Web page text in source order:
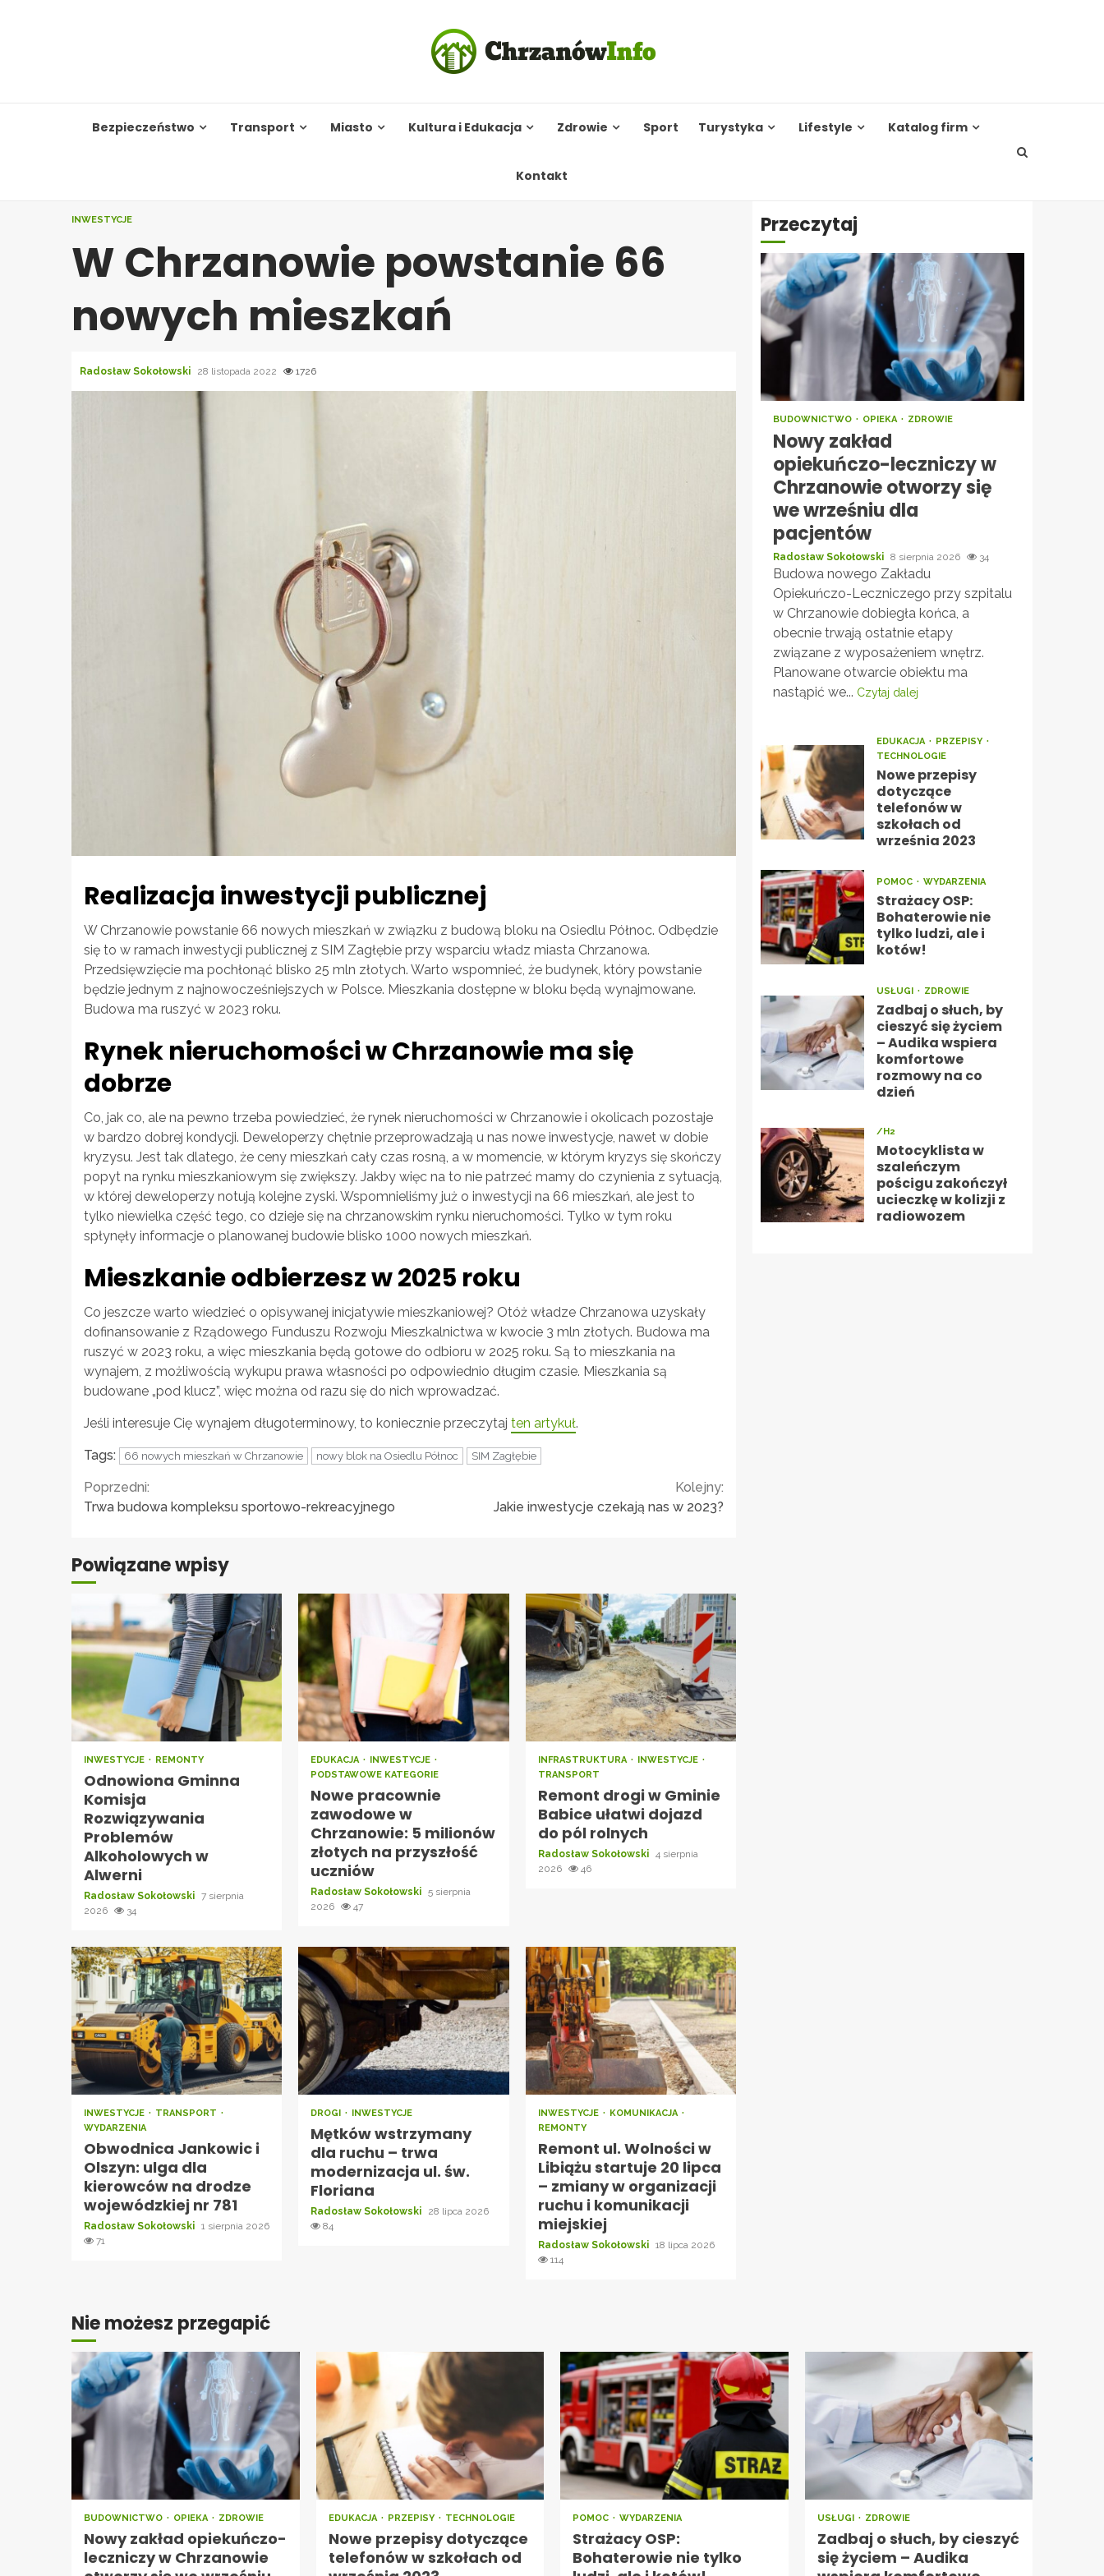
Bezpieczeństwo Transport Miasto Kultura i Edukacja Zdrowie Sport Turystyka Lifestyle Katalog firm
Kontakt
INWESTYCJE
W Chrzanowie powstanie 66
nowych mieszkań
Radosław Sokołowski 28 listopada 2022 1726
Realizacja inwestycji publicznej
W Chrzanowie powstanie 66 nowych mieszkań w związku z budową bloku na Osiedlu Północ. Odbędzie
się to w ramach inwestycji publicznej z SIM Zagłębie przy wsparciu władz miasta Chrzanowa.
Przedsięwzięcie ma pochłonąć blisko 25 mln złotych. Warto wspomnieć, że budynek, który powstanie
będzie jednym z najnowocześniejszych w Polsce. Mieszkania dostępne w bloku będą wynajmowane.
Budowa ma ruszyć w 2023 roku.
Rynek nieruchomości w Chrzanowie ma się
dobrze
Co, jak co, ale na pewno trzeba powiedzieć, że rynek nieruchomości w Chrzanowie i okolicach pozostaje
w bardzo dobrej kondycji. Deweloperzy chętnie przeprowadzają u nas nowe inwestycje, nawet w dobie
kryzysu. Jest tak dlatego, że ceny mieszkań cały czas rosną, a w momencie, w którym kryzys się skończy
popyt na rynku mieszkaniowym się zwiększy. Jakby więc na to nie patrzeć mamy do czynienia z sytuacją,
w której deweloperzy notują kolejne zyski. Wspomnieliśmy już o inwestycji na 66 mieszkań, ale jest to
tylko niewielka część tego, co dzieje się na chrzanowskim rynku nieruchomości. Tylko w tym roku
spłynęły informacje o planowanej budowie blisko 1000 nowych mieszkań.
Mieszkanie odbierzesz w 2025 roku
Co jeszcze warto wiedzieć o opisywanej inicjatywie mieszkaniowej? Otóż władze Chrzanowa uzyskały
dofinansowanie z Rządowego Funduszu Rozwoju Mieszkalnictwa w kwocie 3 mln złotych. Budowa ma
ruszyć w 2023 roku, a więc mieszkania będą gotowe do odbioru w 2025 roku. Są to mieszkania na
wynajem, z możliwością wykupu prawa własności po odpowiednio długim czasie. Mieszkania są
budowane „pod klucz”, więc można od razu się do nich wprowadzać.
Jeśli interesuje Cię wynajem długoterminowy, to koniecznie przeczytaj ten artykuł.
Tags: 66 nowych mieszkań w Chrzanowie nowy blok na Osiedlu Północ SIM Zagłębie
Continue
Poprzedni:
Trwa budowa kompleksu sportowo-rekreacyjnego
Kolejny:
Jakie inwestycje czekają nas w 2023?
Powiązane wpisy
INWESTYCJE REMONTY
Odnowiona Gminna
Komisja
Rozwiązywania
Problemów
Alkoholowych w
Alwerni
Radosław Sokołowski 7 sierpnia
2026
34
EDUKACJA
INWESTYCJE
PODSTAWOWE KATEGORIE
Nowe pracownie
zawodowe w
Chrzanowie: 5 milionów
złotych na przyszłość
uczniów
Radosław Sokołowski 5 sierpnia
2026
47
INFRASTRUKTURA
INWESTYCJE
TRANSPORT
Remont drogi w Gminie
Babice ułatwi dojazd
do pól rolnych
Radosław Sokołowski 4 sierpnia
2026
46
INWESTYCJE
TRANSPORT
WYDARZENIA
Obwodnica Jankowic i
Olszyn: ulga dla
kierowców na drodze
wojewódzkiej nr 781
Radosław Sokołowski 1 sierpnia 2026
71
DROGI INWESTYCJE
Mętków wstrzymany
dla ruchu – trwa
modernizacja ul. św.
Floriana
Radosław Sokołowski
28 lipca 2026
84
INWESTYCJE
KOMUNIKACJA
REMONTY
Remont ul. Wolności w
Libiążu startuje 20 lipca
– zmiany w organizacji
ruchu i komunikacji
miejskiej
Radosław Sokołowski 18 lipca 2026
114
Przeczytaj
BUDOWNICTWO OPIEKA ZDROWIE
Nowy zakład
opiekuńczo-leczniczy w
Chrzanowie otworzy się
we wrześniu dla
pacjentów
Radosław Sokołowski 8 sierpnia 2026 34
Budowa nowego Zakładu
Opiekuńczo-Leczniczego przy szpitalu
w Chrzanowie dobiegła końca, a
obecnie trwają ostatnie etapy
związane z wyposażeniem wnętrz.
Planowane otwarcie obiektu ma
nastąpić we... Czytaj dalej
EDUKACJA
PRZEPISY
TECHNOLOGIE
Nowe przepisy
dotyczące
telefonów w
szkołach od
września 2023
POMOC WYDARZENIA
Strażacy OSP:
Bohaterowie nie
tylko ludzi, ale i
kotów!
USŁUGI ZDROWIE
Zadbaj o słuch, by
cieszyć się życiem
– Audika wspiera
komfortowe
rozmowy na co
dzień
/H2
Motocyklista w
szaleńczym
pościgu zakończył
ucieczkę w kolizji z
radiowozem
Nie możesz przegapić
BUDOWNICTWO OPIEKA ZDROWIE
Nowy zakład opiekuńczo-
leczniczy w Chrzanowie
EDUKACJA PRZEPISY TECHNOLOGIE
Nowe przepisy dotyczące
telefonów w szkołach od
POMOC WYDARZENIA
Strażacy OSP:
Bohaterowie nie tylko
USŁUGI ZDROWIE
Zadbaj o słuch, by cieszyć
się życiem – Audika